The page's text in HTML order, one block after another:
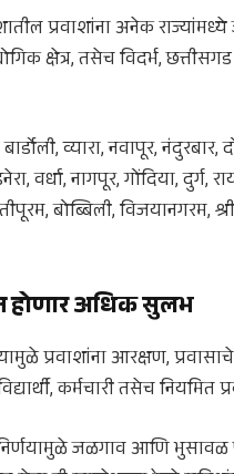
प्रवाशांना अनेक
क्षेत्र, तसेच विदर्भ,
बार्डोली, व्यारा, नवापूर,
वर्धा, नागपूर, गोंदिया, दुर्ग,
बोब्बिली,
होणार अधिक सुलभ
प्रवाशांना आरक्षण,
कर्मचारी तसेच
जळगाव आणि